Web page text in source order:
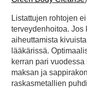
Listattujen rohtojen
terveydenhoitoa. Jos
aiheuttamista
lääkärissä.
kerran pari
maksan ja
raskasmetallien